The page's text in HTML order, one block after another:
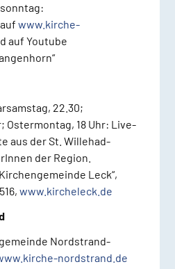
www.kirche-
auf Youtube
22.30;
Ostermontag, 18 Uhr: Live-
aus der St. Willehad-
der Region.
Leck“,
www.kircheleck.de
Nordstrand-
nordstrand.de